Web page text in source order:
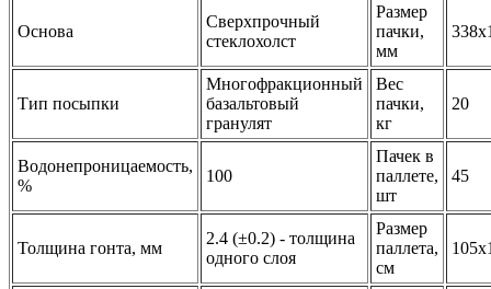
Основа
Сверхпрочный
стеклохолст
Размер
пачки,
мм
Тип посыпки
Многофракционный
базальтовый
гранулят
Вес
пачки,
кг
20
Водонепроницаемость,
%
100
Пачек в
паллете,
шт
45
Толщина гонта, мм
2.4 (±0.2) - толщина
одного слоя
Размер
паллета,
см